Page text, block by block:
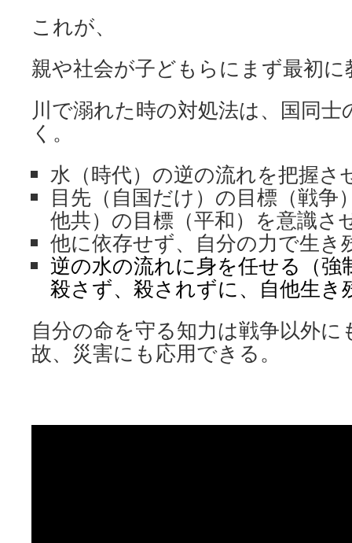
これが、
親や社会が子どもらにまず最初
川で溺れた時の対処法は、国同
く。
水（時代）の逆の流れを把握さ
目先（自国だけ）の目標（戦争
他共）の目標（平和）を意識さ
他に依存せず、自分の力で生き
逆の水の流れに身を任せる（強
殺さず、殺されずに、自他生き
自分の命を守る知力は戦争以外に
故、災害にも応用できる。